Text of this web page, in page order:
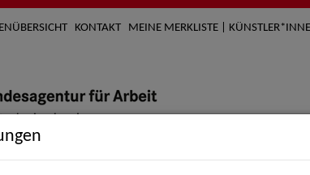
KONTAKT MEINE MERKLISTE |